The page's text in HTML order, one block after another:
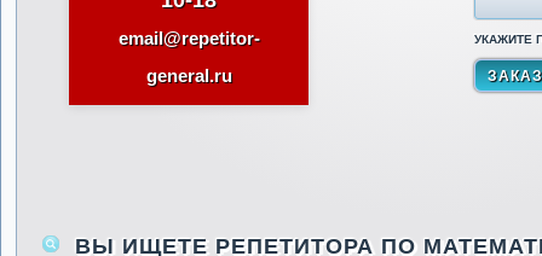
email@repetitor-
general.ru
УКАЖИТЕ
ВЫ ИЩЕТЕ РЕПЕТИТОРА ПО